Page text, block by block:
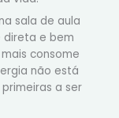
sala de aula
direta e bem
consome
não está
a ser